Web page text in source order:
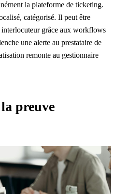
la plateforme de ticketing.
catégorisé. Il peut être
grâce aux workflows
une alerte au prestataire de
remonte au gestionnaire
preuve